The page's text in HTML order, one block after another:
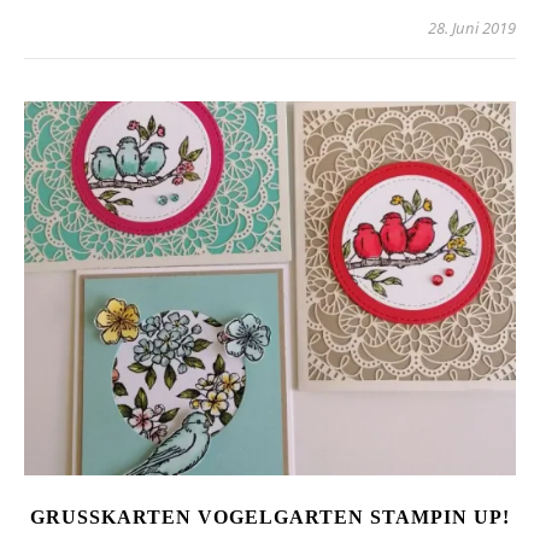
28. Juni 2019
GRUSSKARTEN VOGELGARTEN STAMPIN UP!